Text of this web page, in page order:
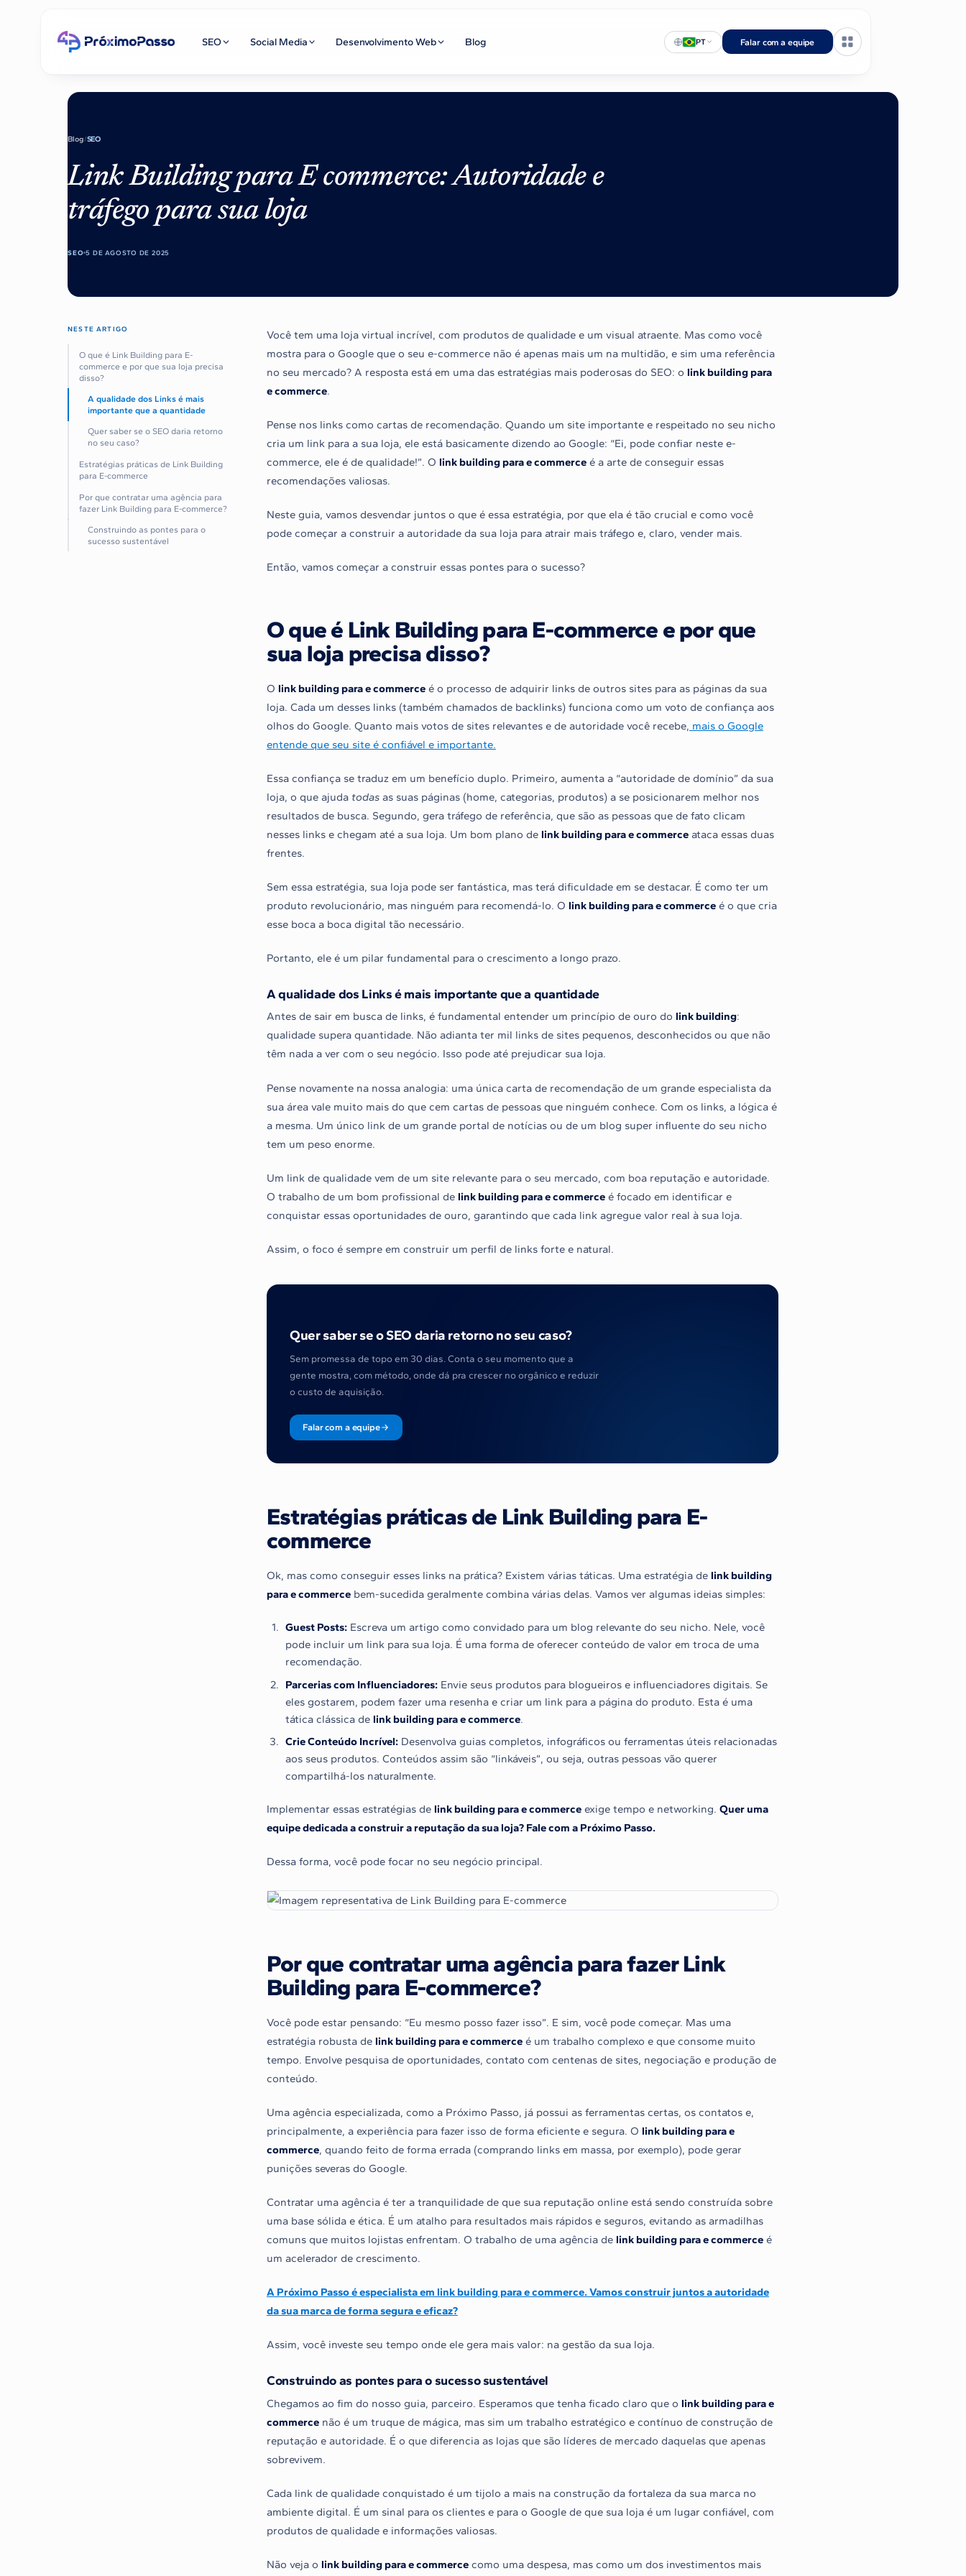
SEO Social Media Desenvolvimento Web Blog PT Falar com a equipe
Blog/SEO
Link Building para E commerce: Autoridade e
tráfego para sua loja
SEO 5 DE AGOSTO DE 2025
NESTE ARTIGO
O que é Link Building para E-
commerce e por que sua loja precisa
disso?
A qualidade dos Links é mais
importante que a quantidade
Quer saber se o SEO daria retorno
no seu caso?
Estratégias práticas de Link Building
para E-commerce
Por que contratar uma agência para
fazer Link Building para E-commerce?
Construindo as pontes para o
sucesso sustentável
Você tem uma loja virtual incrível, com produtos de qualidade e um visual atraente. Mas como você
mostra para o Google que o seu e-commerce não é apenas mais um na multidão, e sim uma referência
no seu mercado? A resposta está em uma das estratégias mais poderosas do SEO: o link building para
e commerce.
Pense nos links como cartas de recomendação. Quando um site importante e respeitado no seu nicho
cria um link para a sua loja, ele está basicamente dizendo ao Google: “Ei, pode confiar neste e-
commerce, ele é de qualidade!”. O link building para e commerceé a arte de conseguir essas
recomendações valiosas.
Neste guia, vamos desvendar juntos o que é essa estratégia, por que ela é tão crucial e como você
pode começar a construir a autoridade da sua loja para atrair mais tráfego e, claro, vender mais.
Então, vamos começar a construir essas pontes para o sucesso?
O que é Link Building para E-commerce e por que
sua loja precisa disso?
O link building para e commerceé o processo de adquirir links de outros sites para as páginas da sua
loja. Cada um desses links (também chamados de backlinks) funciona como um voto de confiança aos
olhos do Google. Quanto mais votos de sites relevantes e de autoridade você recebe, mais o Google
entende que seu site é confiável e importante.
Essa confiança se traduz em um benefício duplo. Primeiro, aumenta a “autoridade de domínio” da sua
loja, o que ajuda todasas suas páginas (home, categorias, produtos) a se posicionarem melhor nos
resultados de busca. Segundo, gera tráfego de referência, que são as pessoas que de fato clicam
nesses links e chegam até a sua loja. Um bom plano de link building para e commerceataca essas duas
frentes.
Sem essa estratégia, sua loja pode ser fantástica, mas terá dificuldade em se destacar. É como ter um
produto revolucionário, mas ninguém para recomendá-lo. O link building para e commerceé o que cria
esse boca a boca digital tão necessário.
Portanto, ele é um pilar fundamental para o crescimento a longo prazo.
A qualidade dos Links é mais importante que a quantidade
Antes de sair em busca de links, é fundamental entender um princípio de ouro do link building:
qualidade supera quantidade. Não adianta ter mil links de sites pequenos, desconhecidos ou que não
têm nada a ver com o seu negócio. Isso pode até prejudicar sua loja.
Pense novamente na nossa analogia: uma única carta de recomendação de um grande especialista da
sua área vale muito mais do que cem cartas de pessoas que ninguém conhece. Com os links, a lógica é
a mesma. Um único link de um grande portal de notícias ou de um blog super influente do seu nicho
tem um peso enorme.
Um link de qualidade vem de um site relevante para o seu mercado, com boa reputação e autoridade.
O trabalho de um bom profissional de link building para e commerceé focado em identificar e
conquistar essas oportunidades de ouro, garantindo que cada link agregue valor real à sua loja.
Assim, o foco é sempre em construir um perfil de links forte e natural.
Quer saber se o SEO daria retorno no seu caso?
Sem promessa de topo em 30 dias. Conta o seu momento que a
gente mostra, com método, onde dá pra crescer no orgânico e reduzir
o custo de aquisição.
Falar com a equipe
Estratégias práticas de Link Building para E-
commerce
Ok, mas como conseguir esses links na prática? Existem várias táticas. Uma estratégia de link building
para e commercebem-sucedida geralmente combina várias delas. Vamos ver algumas ideias simples:
Guest Posts:Escreva um artigo como convidado para um blog relevante do seu nicho. Nele, você
pode incluir um link para sua loja. É uma forma de oferecer conteúdo de valor em troca de uma
recomendação.
Parcerias com Influenciadores:Envie seus produtos para blogueiros e influenciadores digitais. Se
eles gostarem, podem fazer uma resenha e criar um link para a página do produto. Esta é uma
tática clássica de link building para e commerce.
Crie Conteúdo Incrível:Desenvolva guias completos, infográficos ou ferramentas úteis relacionadas
aos seus produtos. Conteúdos assim são “linkáveis”, ou seja, outras pessoas vão querer
compartilhá-los naturalmente.
Implementar essas estratégias de link building para e commerceexige tempo e networking. Quer uma
equipe dedicada a construir a reputação da sua loja? Fale com a Próximo Passo.
Dessa forma, você pode focar no seu negócio principal.
Por que contratar uma agência para fazer Link
Building para E-commerce?
Você pode estar pensando: “Eu mesmo posso fazer isso”. E sim, você pode começar. Mas uma
estratégia robusta de link building para e commerceé um trabalho complexo e que consome muito
tempo. Envolve pesquisa de oportunidades, contato com centenas de sites, negociação e produção de
conteúdo.
Uma agência especializada, como a Próximo Passo, já possui as ferramentas certas, os contatos e,
principalmente, a experiência para fazer isso de forma eficiente e segura. O link building para e
commerce, quando feito de forma errada (comprando links em massa, por exemplo), pode gerar
punições severas do Google.
Contratar uma agência é ter a tranquilidade de que sua reputação online está sendo construída sobre
uma base sólida e ética. É um atalho para resultados mais rápidos e seguros, evitando as armadilhas
comuns que muitos lojistas enfrentam. O trabalho de uma agência de link building para e commerceé
um acelerador de crescimento.
A Próximo Passo é especialista em link building para e commerce. Vamos construir juntos a autoridade
da sua marca de forma segura e eficaz?
Assim, você investe seu tempo onde ele gera mais valor: na gestão da sua loja.
Construindo as pontes para o sucesso sustentável
Chegamos ao fim do nosso guia, parceiro. Esperamos que tenha ficado claro que o link building para e
commercenão é um truque de mágica, mas sim um trabalho estratégico e contínuo de construção de
reputação e autoridade. É o que diferencia as lojas que são líderes de mercado daquelas que apenas
sobrevivem.
Cada link de qualidade conquistado é um tijolo a mais na construção da fortaleza da sua marca no
ambiente digital. É um sinal para os clientes e para o Google de que sua loja é um lugar confiável, com
produtos de qualidade e informações valiosas.
Não veja o link building para e commercecomo uma despesa, mas como um dos investimentos mais